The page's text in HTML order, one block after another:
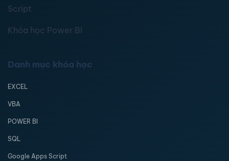
Script
Khóa học Power BI
Danh mục khóa học
EXCEL
VBA
POWER BI
SQL
Google Apps Script